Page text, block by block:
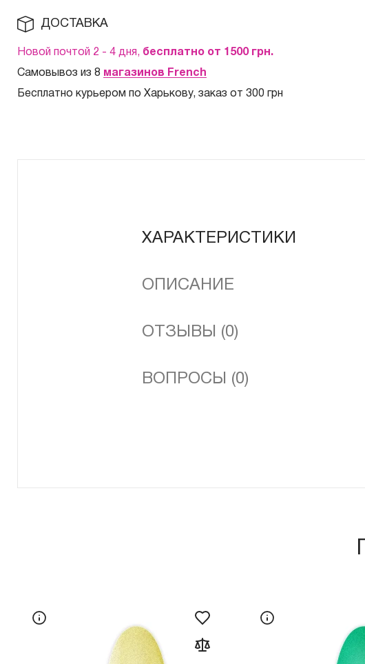
ДОСТАВКА
Новой почтой 2 - 4 дня, бесплатно от 1500 грн.
Самовывоз из 8 магазинов French
Бесплатно курьером по Харькову, заказ от 300 грн
ХАРАКТЕРИСТИКИ
ОПИСАНИЕ
ОТЗЫВЫ (0)
ВОПРОСЫ (0)